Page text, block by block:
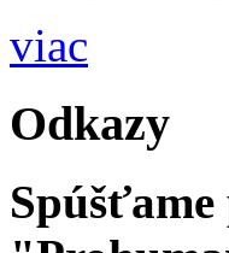
viac
Odkazy